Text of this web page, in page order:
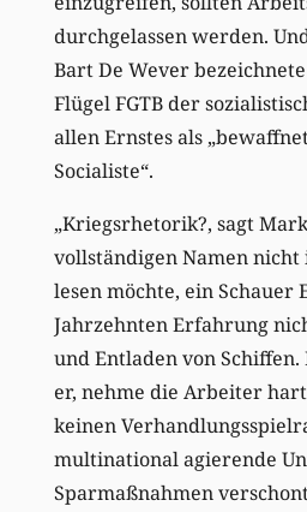
durchgelassen werden.
Bart De Wever
Flügel FGTB der
allen Ernstes als
Socialiste“.
„Kriegsrhetorik?, sagt
vollständigen Namen
lesen möchte, ein Schauer
Jahrzehnten Erfahrung
und Entladen von Schiffen.
er, nehme die Arbeiter
keinen
multinational agierende
Sparmaßnahmen